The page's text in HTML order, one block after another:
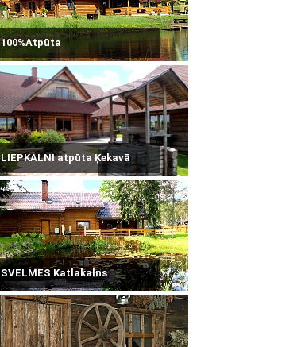
100%Atpūta
LIEPKALNI atpūta Ķekavā
SVELMES Katlakalns